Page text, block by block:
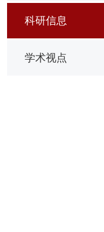
科研信息
学术视点